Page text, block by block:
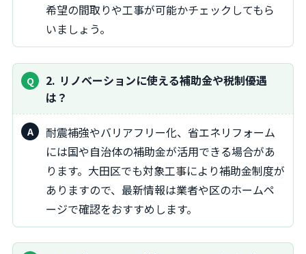
希望の間取りや工事が可能かチェックしてもら
いましょう。
2 リノベーションに使える補助金や税制優遇
は？
耐震補強やバリアフリー化、省エネリフォーム
には国や自治体の補助金が活用できる場合があ
ります。大田区でも対象工事により補助金制度が
ありますので、最新情報は業者や区のホームペ
ージで確認をおすすめします。